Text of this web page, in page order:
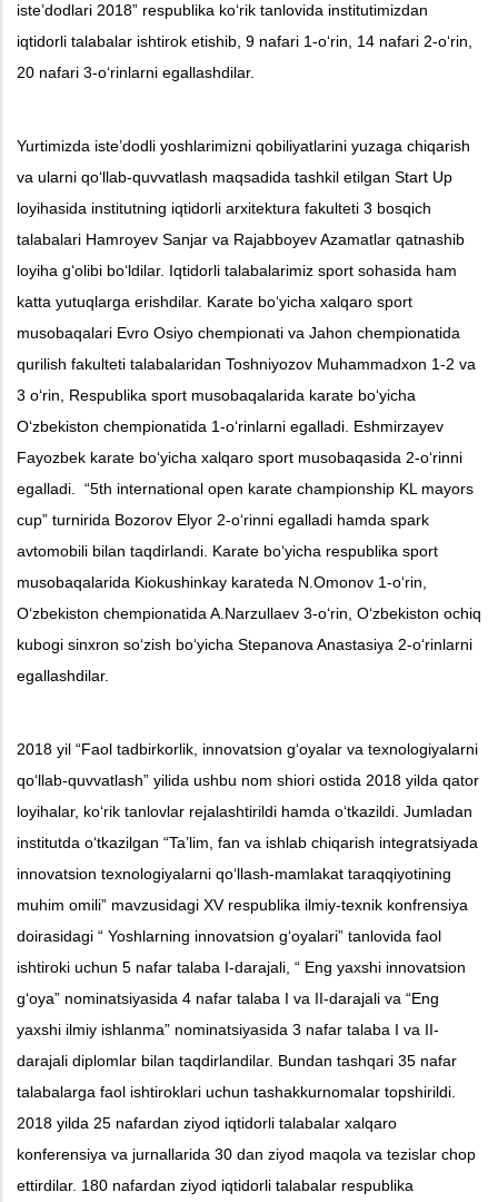
iste’dodlari 2018” respublika ko‘rik tanlovida institutimizdan
iqtidorli talabalar ishtirok etishib, 9 nafari 1-o‘rin, 14 nafari 2-o‘rin,
20 nafari 3-o‘rinlarni egallashdilar.
Yurtimizda iste’dodli yoshlarimizni qobiliyatlarini yuzaga chiqarish
va ularni qo‘llab-quvvatlash maqsadida tashkil etilgan Start Up
loyihasida institutning iqtidorli arxitektura fakulteti 3 bosqich
talabalari Hamroyev Sanjar va Rajabboyev Azamatlar qatnashib
loyiha g‘olibi bo‘ldilar. Iqtidorli talabalarimiz sport sohasida ham
katta yutuqlarga erishdilar. Karate bo‘yicha xalqaro sport
musobaqalari Evro Osiyo chempionati va Jahon chempionatida
qurilish fakulteti talabalaridan Toshniyozov Muhammadxon 1-2 va
3 o‘rin, Respublika sport musobaqalarida karate bo‘yicha
O‘zbekiston chempionatida 1-o‘rinlarni egalladi. Eshmirzayev
Fayozbek karate bo‘yicha xalqaro sport musobaqasida 2-o‘rinni
egalladi. “5th international open karate championship KL mayors
cup” turnirida Bozorov Elyor 2-o‘rinni egalladi hamda spark
avtomobili bilan taqdirlandi. Karate bo‘yicha respublika sport
musobaqalarida Kiokushinkay karateda N.Omonov 1-o‘rin,
O‘zbekiston chempionatida A.Narzullaev 3-o‘rin, O‘zbekiston ochiq
kubogi sinxron so‘zish bo‘yicha Stepanova Anastasiya 2-o‘rinlarni
egallashdilar.
2018 yil “Faol tadbirkorlik, innovatsion g‘oyalar va texnologiyalarni
qo‘llab-quvvatlash” yilida ushbu nom shiori ostida 2018 yilda qator
loyihalar, ko‘rik tanlovlar rejalashtirildi hamda o‘tkazildi. Jumladan
institutda o‘tkazilgan “Ta’lim, fan va ishlab chiqarish integratsiyada
innovatsion texnologiyalarni qo‘llash-mamlakat taraqqiyotining
muhim omili” mavzusidagi XV respublika ilmiy-texnik konfrensiya
doirasidagi “ Yoshlarning innovatsion g‘oyalari” tanlovida faol
ishtiroki uchun 5 nafar talaba I-darajali, “ Eng yaxshi innovatsion
g‘oya” nominatsiyasida 4 nafar talaba I va II-darajali va “Eng
yaxshi ilmiy ishlanma” nominatsiyasida 3 nafar talaba I va II-
darajali diplomlar bilan taqdirlandilar. Bundan tashqari 35 nafar
talabalarga faol ishtiroklari uchun tashakkurnomalar topshirildi.
2018 yilda 25 nafardan ziyod iqtidorli talabalar xalqaro
konferensiya va jurnallarida 30 dan ziyod maqola va tezislar chop
ettirdilar. 180 nafardan ziyod iqtidorli talabalar respublika